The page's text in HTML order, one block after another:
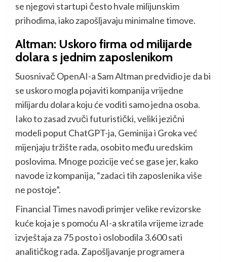
se njegovi startupi često hvale milijunskim
prihodima, iako zapošljavaju minimalne timove.
Altman: Uskoro firma od milijarde
dolara s jednim zaposlenikom
Suosnivač OpenAI-a Sam Altman predvidio je da bi
se uskoro mogla pojaviti kompanija vrijedne
milijardu dolara koju će voditi samo jedna osoba.
Iako to zasad zvuči futuristički, veliki jezični
modeli poput ChatGPT-ja, Geminija i Groka već
mijenjaju tržište rada, osobito među uredskim
poslovima. Mnoge pozicije već se gase jer, kako
navode iz kompanija, “zadaci tih zaposlenika više
ne postoje”.
Financial Times navodi primjer velike revizorske
kuće koja je s pomoću AI-a skratila vrijeme izrade
izvještaja za 75 posto i oslobodila 3.600 sati
analitičkog rada. Zapošljavanje programera